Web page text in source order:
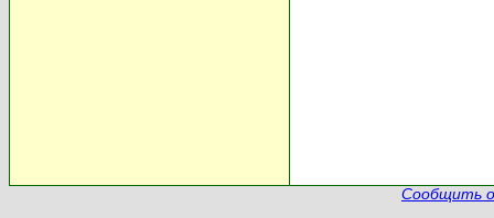
Сообщить о